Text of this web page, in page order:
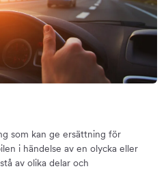
du har
som kan ge ersättning för
i händelse av en olycka eller
av olika delar och